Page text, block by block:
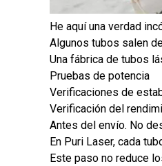
He aquí una verdad
Algunos tubos salen
Una fábrica de tubos
Pruebas de potencia
Verificaciones de
Verificación del
Antes del envío. No
En Puri Laser, cada
Este paso no reduce